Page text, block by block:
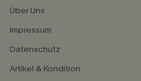
Über Uns
Impressum
Datenschutz
Artikel & Kondition